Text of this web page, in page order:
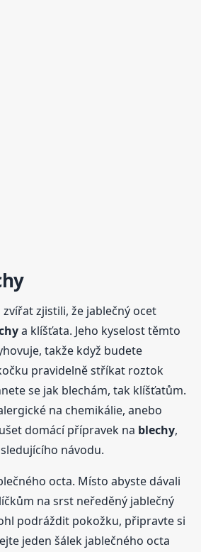
zjistili, že jablečný ocet
a klíšťata. Jeho kyselost těmto
takže když budete
pravidelně stříkat roztok
se jak blechám, tak klíšťatům.
na chemikálie, anebo
domácí přípravek na blechy,
návodu.
octa. Místo abyste dávali
na srst neředěný jablečný
podráždit pokožku, připravte si
jeden šálek jablečného octa